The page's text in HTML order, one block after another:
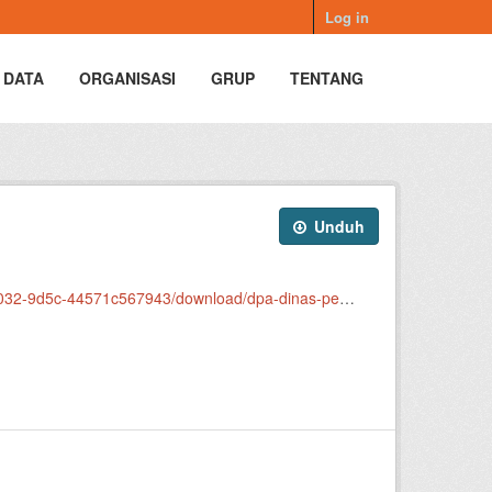
Log in
ORGANISASI GRUP TENTANG
Unduh
dpa-dinas-pendidikan-dan-kebudayaan-2026.pdf